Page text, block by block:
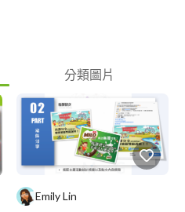
分類圖片
Emily Lin